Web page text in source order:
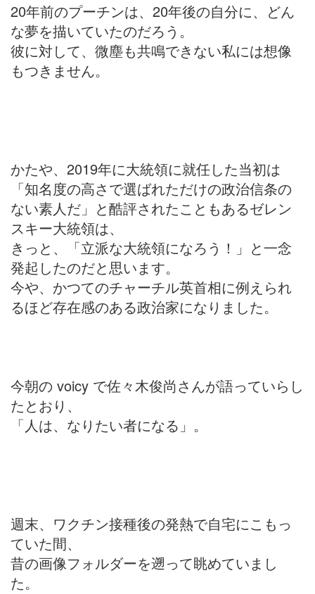
20年前のプーチンは、20年後の自分に、どん
な夢を描いていたのだろう。
彼に対して、微塵も共鳴できない私には想像
もつきません。
かたや、2019年に大統領に就任した当初は
「知名度の高さで選ばれただけの政治信条の
ない素人だ」と酷評されたこともあるゼレン
スキー大統領は、
きっと、「立派な大統領になろう！」と一念
発起したのだと思います。
今や、かつてのチャーチル英首相に例えられ
るほど存在感のある政治家になりました。
今朝の voicy で佐々木俊尚さんが語っていらし
たとおり、
「人は、なりたい者になる」。
週末、ワクチン接種後の発熱で自宅にこもっ
ていた間、
昔の画像フォルダーを遡って眺めていまし
た。